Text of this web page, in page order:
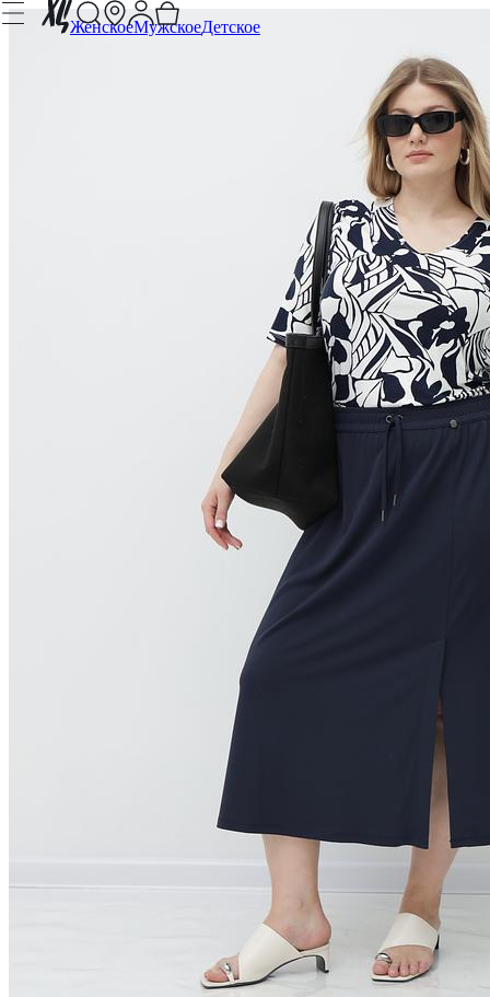
ЖенскоеМужскоеДетское